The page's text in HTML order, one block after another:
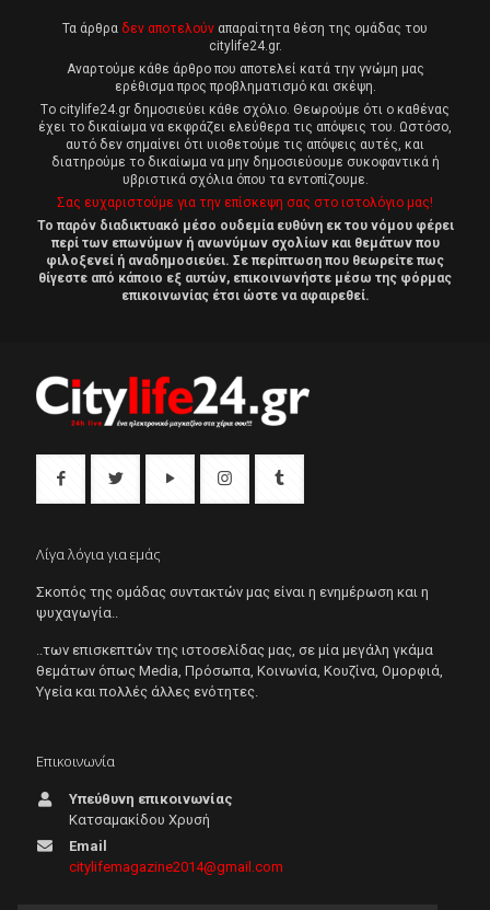
Τα άρθρα δεν αποτελούν απαραίτητα θέση της ομάδας του
citylife24.gr.
Αναρτούμε κάθε άρθρο που αποτελεί κατά την γνώμη μας
ερέθισμα προς προβληματισμό και σκέψη.
Tο citylife24.gr δημοσιεύει κάθε σχόλιο. Θεωρούμε ότι ο καθένας
έχει το δικαίωμα να εκφράζει ελεύθερα τις απόψεις του. Ωστόσο,
αυτό δεν σημαίνει ότι υιοθετούμε τις απόψεις αυτές, και
διατηρούμε το δικαίωμα να μην δημοσιεύουμε συκοφαντικά ή
υβριστικά σχόλια όπου τα εντοπίζουμε.
Σας ευχαριστούμε για την επίσκεψη σας στο ιστολόγιο μας!
Το παρόν διαδικτυακό μέσο ουδεμία ευθύνη εκ του νόμου φέρει
περί των επωνύμων ή ανωνύμων σχολίων και θεμάτων που
φιλοξενεί ή αναδημοσιεύει. Σε περίπτωση που θεωρείτε πως
θίγεστε από κάποιο εξ αυτών, επικοινωνήστε μέσω της φόρμας
επικοινωνίας έτσι ώστε να αφαιρεθεί.
Λίγα λόγια για εμάς
Σκοπός της ομάδας συντακτών μας είναι η ενημέρωση και η
ψυχαγωγία..
..των επισκεπτών της ιστοσελίδας μας, σε μία μεγάλη γκάμα
θεμάτων όπως Μedia, Πρόσωπα, Κοινωνία, Κουζίνα, Ομορφιά,
Υγεία και πολλές άλλες ενότητες.
Επικοινωνία
Υπεύθυνη επικοινωνίας
Κατσαμακίδου Χρυσή
Email
citylifemagazine2014@gmail.com